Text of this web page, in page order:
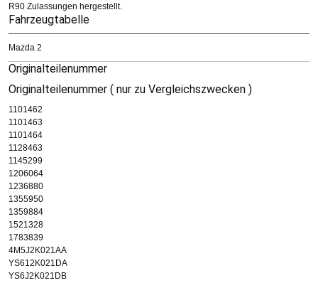
R90 Zulassungen hergestellt.
Fahrzeugtabelle
Mazda 2
Originalteilenummer
Originalteilenummer ( nur zu Vergleichszwecken )
1101462
1101463
1101464
1128463
1145299
1206064
1236880
1355950
1359884
1521328
1783839
4M5J2K021AA
YS612K021DA
YS6J2K021DB